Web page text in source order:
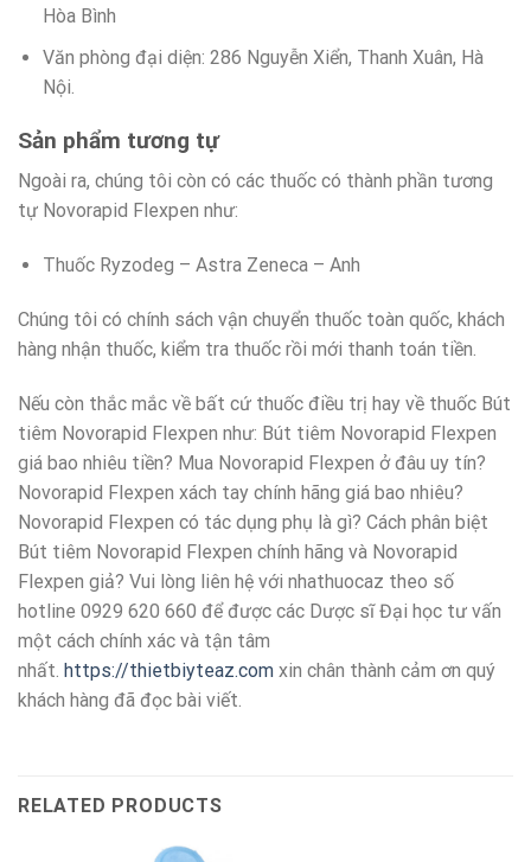
Hòa Bình
Văn phòng đại diện: 286 Nguyễn Xiển, Thanh Xuân, Hà
Nội.
Sản phẩm tương tự
Ngoài ra, chúng tôi còn có các thuốc có thành phần tương
tự Novorapid Flexpen như:
Thuốc Ryzodeg – Astra Zeneca – Anh
Chúng tôi có chính sách vận chuyển thuốc toàn quốc, khách
hàng nhận thuốc, kiểm tra thuốc rồi mới thanh toán tiền.
Nếu còn thắc mắc về bất cứ thuốc điều trị hay về thuốc Bút
tiêm Novorapid Flexpen như: Bút tiêm Novorapid Flexpen
giá bao nhiêu tiền? Mua Novorapid Flexpen ở đâu uy tín?
Novorapid Flexpen xách tay chính hãng giá bao nhiêu?
Novorapid Flexpen có tác dụng phụ là gì? Cách phân biệt
Bút tiêm Novorapid Flexpen chính hãng và Novorapid
Flexpen giả? Vui lòng liên hệ với nhathuocaz theo số
hotline 0929 620 660 để được các Dược sĩ Đại học tư vấn
một cách chính xác và tận tâm
nhất. https://thietbiyteaz.com xin chân thành cảm ơn quý
khách hàng đã đọc bài viết.
RELATED PRODUCTS